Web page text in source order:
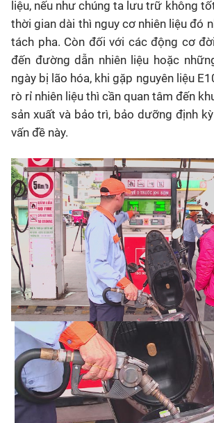
liệu, nếu như chúng ta lưu trữ không
thời gian dài thì nguy cơ nhiên liệu đó
tách pha. Còn đối với các động cơ
đến đường dẫn nhiên liệu hoặc
ngày bị lão hóa, khi gặp nguyên liệu
rò rỉ nhiên liệu thì cần quan tâm đến
sản xuất và bảo trì, bảo dưỡng định
vấn đề này.